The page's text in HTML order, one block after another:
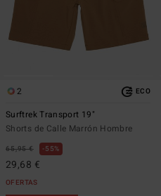
2 ECO
Surftrek Transport 19"
Shorts de Calle Marrón Hombre
65,95 € 55%
29,68 €
OFERTAS